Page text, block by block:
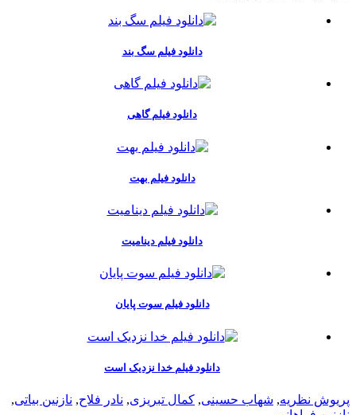
دانلود فیلم سگ بند
دانلود فیلم گاهی
دانلود فیلم بهت
دانلود فیلم دینامیت
دانلود فیلم سوت پایان
دانلود فیلم خدا نزدیک است
پریوش نظریه, شهاب حسینی, کمال تبریزی, نادر فلاح, نازنین بیاتی,